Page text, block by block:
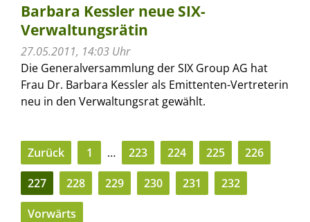
Barbara Kessler neue SIX-
Verwaltungsrätin
27.05.2011, 14:03 Uhr
Die Generalversammlung der SIX Group AG hat
Frau Dr. Barbara Kessler als Emittenten-Vertreterin
neu in den Verwaltungsrat gewählt.
Zurück 1 … 223 224 225
226
227
228 229 230 231
232
Vorwärts